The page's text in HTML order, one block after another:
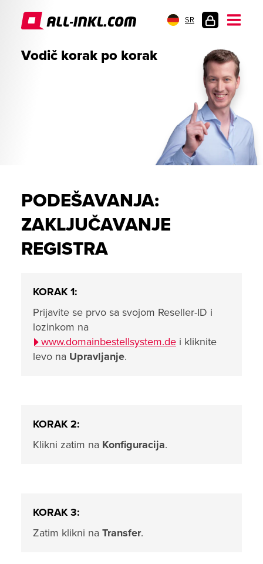
SR
Vodič korak po korak
PODEŠAVANJA:
ZAKLJUČAVANJE
REGISTRA
KORAK 1:
Prijavite se prvo sa svojom Reseller-ID i
lozinkom na
www.domainbestellsystem.de i kliknite
levo na Upravljanje.
KORAK 2:
Klikni zatim na Konfiguracija.
KORAK 3:
Zatim klikni na Transfer.